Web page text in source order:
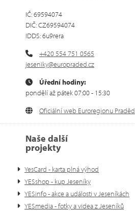
IČ: 69594074
DIČ: CZ69594074
IDDS: 6u9rera
+420 554 751 0565
jeseniky@europraded.cz
Úřední hodiny:
pondělí až pátek 07:00 - 15:30
Oficiální web Euroregionu Praděd
Naše další
projekty
YesCard - karta plná výhod
YESshop - kup Jeseníky
YESinfo - akce a události v Jeseníkách
YESmedia - fotky a videa z Jeseníků